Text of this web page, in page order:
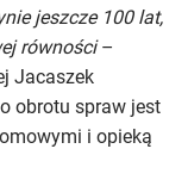
jeszcze 100 lat,
równości–
Jacaszek
obrotu spraw jest
i opieką